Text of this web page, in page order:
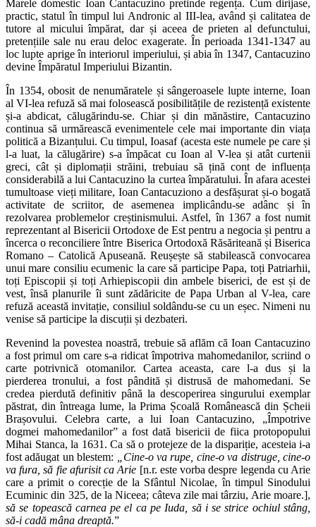
Marele domestic Ioan Cantacuzino pretinde regența. Cum dirijase,
practic, statul în timpul lui Andronic al III-lea, având și calitatea de
tutore al micului împărat, dar și aceea de prieten al defunctului,
pretențiile sale nu erau deloc exagerate. În perioada 1341-1347 au
loc lupte aprige în interiorul imperiului, și abia în 1347, Cantacuzino
devine Împăratul Imperiului Bizantin.
În 1354, obosit de nenumăratele și sângeroasele lupte interne, Ioan
al VI-lea refuză să mai folosească posibilitățile de rezistență existente
și-a abdicat, călugărindu-se. Chiar și din mănăstire, Cantacuzino
continua să urmărească evenimentele cele mai importante din viața
politică a Bizanțului. Cu timpul, Ioasaf (acesta este numele pe care și
l-a luat, la călugărire) s-a împăcat cu Ioan al V-lea și atât curtenii
greci, cât și diplomații străini, trebuiau să țină cont de influența
considerabilă a lui Cantacuzino la curtea împăratului. În afara acestei
tumultoase vieți militare, Ioan Cantacuziono a desfășurat și-o bogată
activitate de scriitor, de asemenea implicându-se adânc și în
rezolvarea problemelor creștinismului. Astfel, în 1367 a fost numit
reprezentant al Bisericii Ortodoxe de Est pentru a negocia și pentru a
încerca o reconciliere între Biserica Ortodoxă Răsăriteană și Biserica
Romano – Catolică Apuseană. Reușește să stabilească convocarea
unui mare consiliu ecumenic la care să participe Papa, toți Patriarhii,
toți Episcopii și toți Arhiepiscopii din ambele biserici, de est și de
vest, însă planurile îi sunt zădăricite de Papa Urban al V-lea, care
refuză această invitație, consiliul soldându-se cu un eșec. Nimeni nu
venise să participe la discuții și dezbateri.
Revenind la povestea noastră, trebuie să aflăm că Ioan Cantacuzino
a fost primul om care s-a ridicat împotriva mahomedanilor, scriind o
carte potrivnică otomanilor. Cartea aceasta, care l-a dus și la
pierderea tronului, a fost pândită și distrusă de mahomedani. Se
credea pierdută definitiv până la descoperirea singurului exemplar
păstrat, din întreaga lume, la Prima Școală Românească din Șcheii
Brașovului. Celebra carte, a lui Ioan Cantacuzino, „Împotrive
dogmei mahomedanilor” a fost dată bisericii de fiica protopopului
Mihai Stanca, la 1631. Ca să o protejeze de la dispariție, acesteia i-a
fost adăugat un blestem:
„Cine-o va rupe, cine-o va distruge, cine-o
va fura, să fie afurisit ca Arie [n.r. este vorba despre legenda cu Arie
care a primit o corecție de la Sfântul Nicolae, în timpul Sinodului
Ecuminic din 325, de la Niceea; câteva zile mai târziu, Arie moare.],
să se topească carnea pe el ca pe Iuda, să i se strice ochiul stâng,
să-i cadă mâna dreaptă.”